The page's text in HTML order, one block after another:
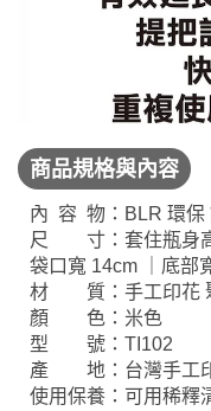
商品規格與內容
內 容 物：BLR 環保
尺 寸：套住瓶身高
袋口寬 14cm ｜底部
材 質：手工印花 聚
顏 色：米色
型 號：TI102
產 地：台灣手工
使用保養：可用稀釋